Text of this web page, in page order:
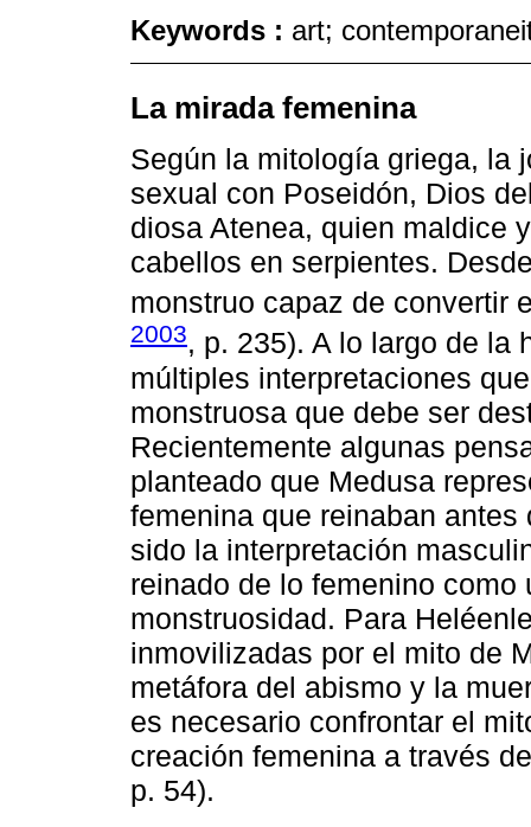
Keywords : art;
La mirada femenina
Según la mitología griega, la
sexual con Poseidón, Dios
diosa Atenea, quien maldice
cabellos en serpientes.
monstruo capaz de convertir
2003, p. 235). A lo largo de la
múltiples interpretaciones
monstruosa que debe ser
Recientemente algunas
planteado que Medusa
femenina que reinaban
sido la interpretación
reinado de lo femenino
monstruosidad. Para
inmovilizadas por el mito de
metáfora del abismo y la
es necesario confrontar el
creación femenina a través
p. 54).